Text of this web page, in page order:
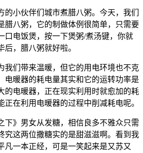
小伙伴们城市煮腊八粥。今天，我们
腊八粥，它的制做体例很简单，只需要
口电饭煲，按一下煲粥/煮汤键，你就
后，腊八粥就好啦。
们带来温暖，但它的用电环境也不克
电暖器的耗电量其实和它的运转功率是
的电暖器，正在现实利用时就愈加的耗
正在利用电暖器的过程中削减耗电呢。
》男女从发糖，相信良多不雅众只需
究这两位撒糖实的是甜滋滋啊。看到我
凡一本正经，可是一笑起来是又苏又